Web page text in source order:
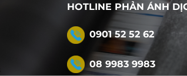
HOTLINE PHẢN ÁNH
0901 52 52 62
08 9983 9983